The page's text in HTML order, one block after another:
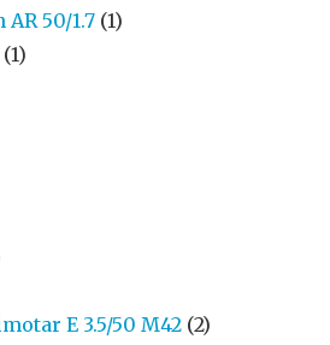
50/1.7 (1)
(1)
E 3.5/50 M42 (2)